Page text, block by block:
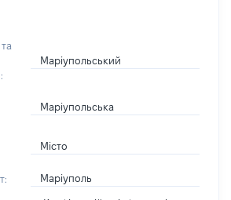
Маріупольський
Маріупольська
Місто
Маріуполь